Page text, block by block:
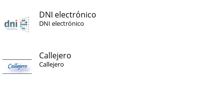
DNI electrónico
DNI electrónico
Callejero
Callejero